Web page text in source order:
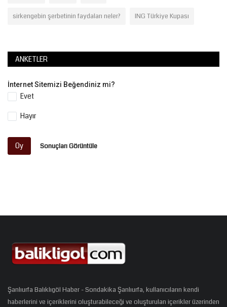
sirkengebin şerbetinin faydaları neler? ING Türkiye Kupası
ANKETLER
İnternet Sitemizi Beğendiniz mi?
Evet
Hayır
Oy Sonuçları Görüntüle
Şanlıurfa Balıklıgöl Haber - Sondakika Şanlıurfa, kullanıcıların kendi
haberlerini ve içeriklerini oluşturabileceği ve oluşturulan içerikler üzerinden